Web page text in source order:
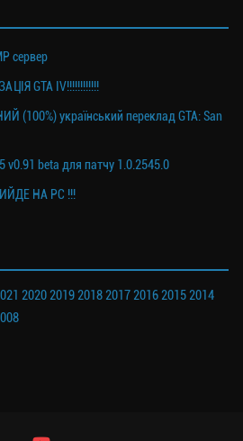
сервер
GTA IV!!!!!!!!!!!!
український переклад GTA: San
5 v0.91 beta для патчу 1.0.2545.0
НА PC !!!
2020201920182017201620152014